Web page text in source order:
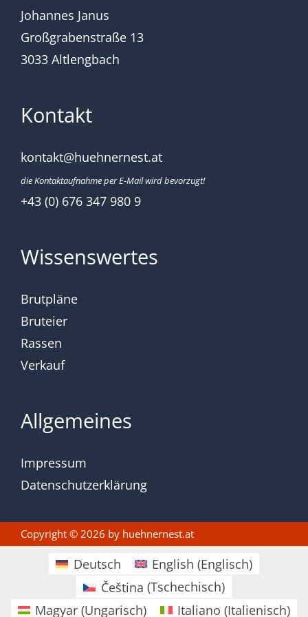
Johannes Janus
Großgrabenstraße 13
3033 Altlengbach
Kontakt
kontakt@huehnernest.at
die Kontaktaufnahme per E-Mail wird bevorzugt!
+43 (0) 676 347 980 9
Wissenswertes
Brutpläne
Bruteier
Rassen
Verkauf
Allgemeines
Impressum
Datenschutzerklärung
Copyright © 2026 by huehnernest.at
Deutsch English (Englisch)
Čeština (Tschechisch)
Magyar (Ungarisch) Italiano (Italienisch)